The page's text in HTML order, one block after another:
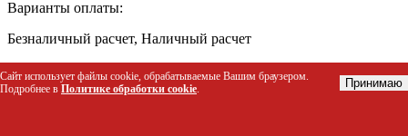
Варианты оплаты:
Безналичный расчет, Наличный расчет
Можно купить в кредит
Заявка на кредит
Сайт использует файлы cookie, обрабатываемые Вашим браузером.
Подробнее в Политике обработки cookie. Принимаю